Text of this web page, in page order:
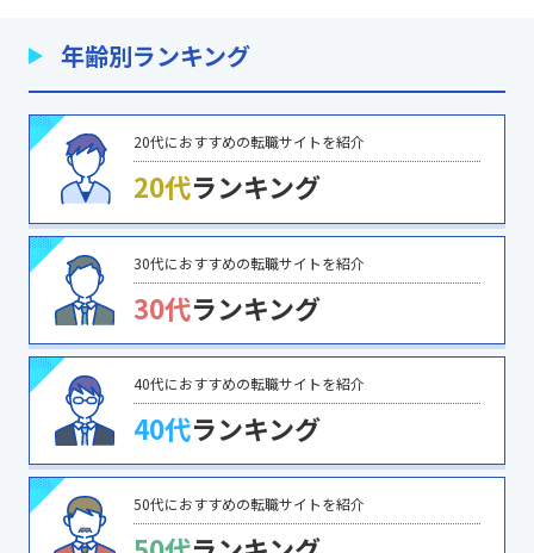
年齢別ランキング
20代におすすめの転職サイトを紹介
20代ランキング
30代におすすめの転職サイトを紹介
30代ランキング
40代におすすめの転職サイトを紹介
40代ランキング
50代におすすめの転職サイトを紹介